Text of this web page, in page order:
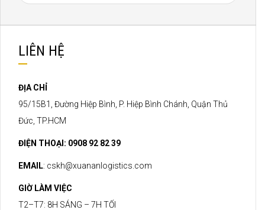
LIÊN HỆ
ĐỊA CHỈ
95/15B1, Đường Hiệp Bình, P. Hiệp Bình Chánh, Quận Thủ
Đức, TP.HCM
ĐIỆN THOẠI: 0908 92 82 39
EMAIL: cskh@xuananlogistics.com
GIỜ LÀM VIỆC
T2–T7: 8H SÁNG – 7H TỐI